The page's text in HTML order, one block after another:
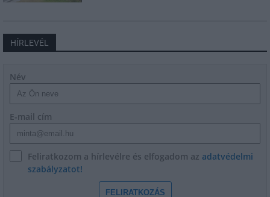
HÍRLEVÉL
Név
E-mail cím
Feliratkozom a hírlevélre és elfogadom az adatvédelmi
szabályzatot!
FELIRATKOZÁS